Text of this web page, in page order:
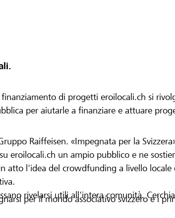
di progetti eroilocali.ch si
per aiutarle a finanziare e attuare
Raiffeisen. «Impegnata per la
eroilocali.ch un ampio pubblico e ne
atto l'idea del crowdfunding a livello locale
rivelarsi utili all'intera comunità.
per il mondo associativo svizzero e i